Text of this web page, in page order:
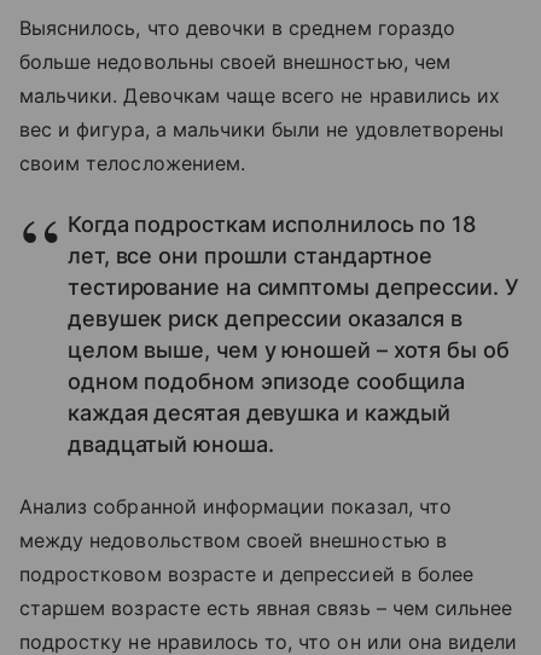
Выяснилось, что девочки в среднем гораздо
больше недовольны своей внешностью, чем
мальчики. Девочкам чаще всего не нравились их
вес и фигура, а мальчики были не удовлетворены
своим телосложением.
Когда подросткам исполнилось по 18
лет, все они прошли стандартное
тестирование на симптомы депрессии. У
девушек риск депрессии оказался в
целом выше, чем у юношей – хотя бы об
одном подобном эпизоде сообщила
каждая десятая девушка и каждый
двадцатый юноша.
Анализ собранной информации показал, что
между недовольством своей внешностью в
подростковом возрасте и депрессией в более
старшем возрасте есть явная связь – чем сильнее
подростку не нравилось то, что он или она видели